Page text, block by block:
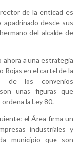
de la entidad es
apadrinado desde sus
del alcalde de
ahora a una estrategia
Rojas en el cartel de la
de los convenios
unas figuras que
la Ley 80.
el Área firma un
industriales y
municipio que son